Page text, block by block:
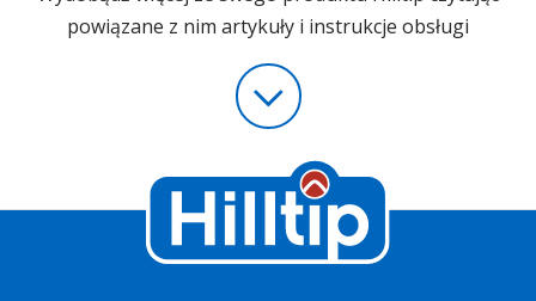
powiązane z nim artykuły i instrukcje obsługi